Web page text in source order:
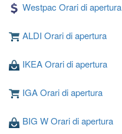
Westpac Orari di apertura
ALDI Orari di apertura
IKEA Orari di apertura
IGA Orari di apertura
BIG W Orari di apertura